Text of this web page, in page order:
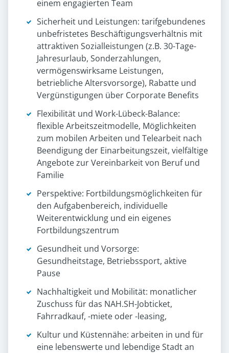
einem engagierten Team
Sicherheit und Leistungen: tarifgebundenes
unbefristetes Beschäftigungsverhältnis mit
attraktiven Sozialleistungen (z.B. 30-Tage-
Jahresurlaub, Sonderzahlungen,
vermögenswirksame Leistungen,
betriebliche Altersvorsorge), Rabatte und
Vergünstigungen über Corporate Benefits
Flexibilität und Work-Lübeck-Balance:
flexible Arbeitszeitmodelle, Möglichkeiten
zum mobilen Arbeiten und Telearbeit nach
Beendigung der Einarbeitungszeit, vielfältige
Angebote zur Vereinbarkeit von Beruf und
Familie
Perspektive: Fortbildungsmöglichkeiten für
den Aufgabenbereich, individuelle
Weiterentwicklung und ein eigenes
Fortbildungszentrum
Gesundheit und Vorsorge:
Gesundheitstage, Betriebssport, aktive
Pause
Nachhaltigkeit und Mobilität: monatlicher
Zuschuss für das NAH.SH-Jobticket,
Fahrradkauf, -miete oder -leasing,
Kultur und Küstennähe: arbeiten in und für
eine lebenswerte und lebendige Stadt an